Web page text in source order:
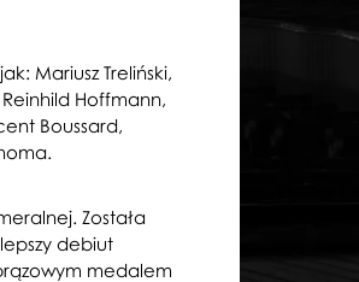
Mariusz Treliński,
Hoffmann,
Boussard,
Została
debiut
medalem